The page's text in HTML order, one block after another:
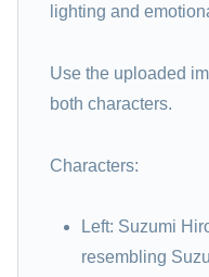
lighting and
Use the uploaded
both characters.
Characters:
Left: Suzumi
resembling